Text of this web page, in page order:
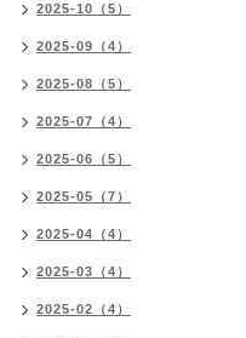
2025-10（5）
2025-09（4）
2025-08（5）
2025-07（4）
2025-06（5）
2025-05（7）
2025-04（4）
2025-03（4）
2025-02（4）